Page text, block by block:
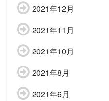
2021年12月
2021年11月
2021年10月
2021年8月
2021年6月